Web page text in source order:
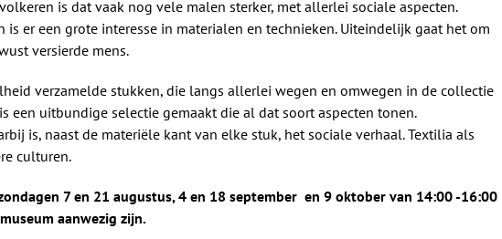
is dat vaak nog vele malen sterker, met allerlei sociale aspecten.
is er een grote interesse in materialen en technieken. Uiteindelijk gaat het om
versierde mens.
verzamelde stukken, die langs allerlei wegen en omwegen in de collectie
een uitbundige selectie gemaakt die al dat soort aspecten tonen.
is, naast de materiële kant van elke stuk, het sociale verhaal. Textilia als
culturen.
7 en 21 augustus, 4 en 18 september en 9 oktober van 14:00 -16:00
aanwezig zijn.